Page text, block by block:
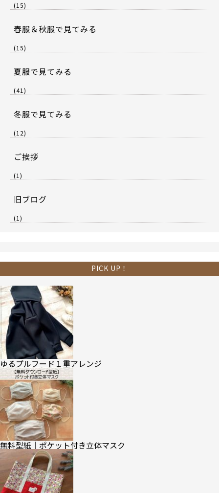
(15)
春服＆秋服で見てみる
(15)
夏服で見てみる
(41)
冬服で見てみる
(12)
ご挨拶
(1)
旧ブログ
(1)
PICK UP！
ゆるプルフード１重アレンジ
無料型紙｜ポケット付き立体マスク